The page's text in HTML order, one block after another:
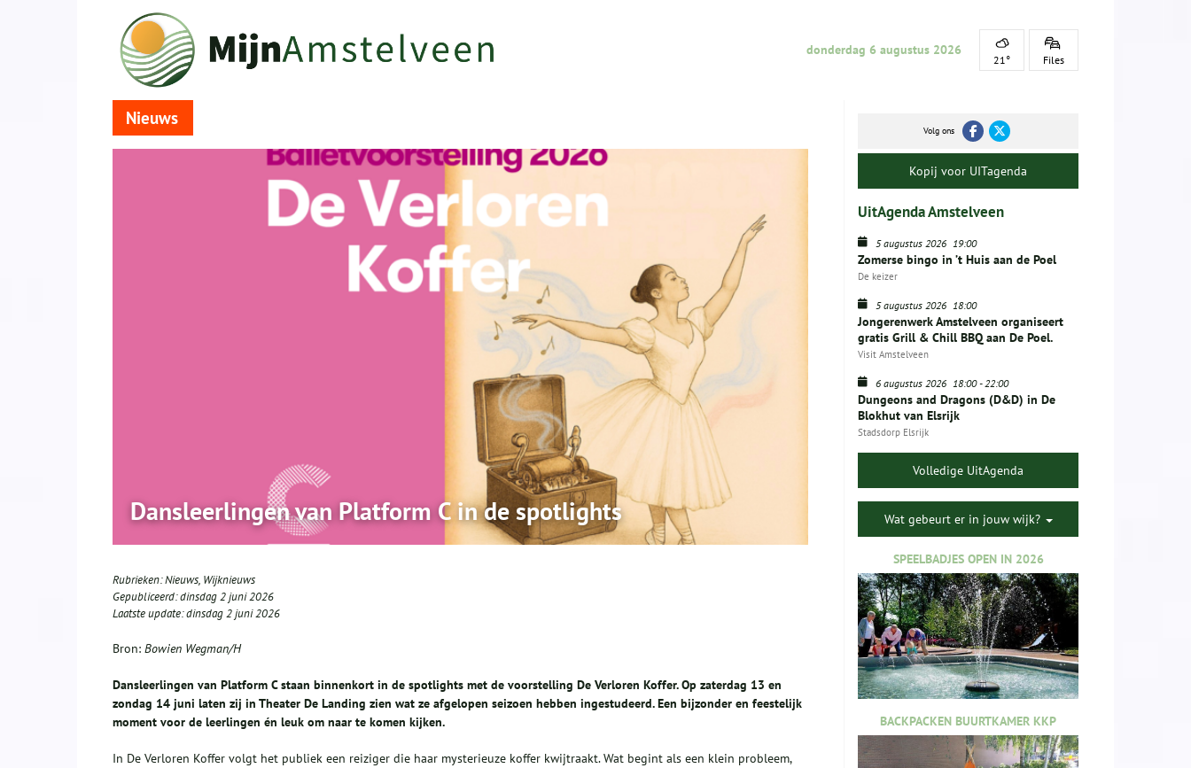
donderdag 6 augustus 2026
21° Files
Nieuws
Dansleerlingen van Platform C in de spotlights
Rubrieken:Nieuws, Wijknieuws
Gepubliceerd:dinsdag 2 juni 2026
Laatste update:dinsdag 2 juni 2026
Bron: Bowien Wegman/H
Dansleerlingen van Platform C staan binnenkort in de spotlights met de voorstelling De Verloren Koffer. Op zaterdag 13 en
zondag 14 juni laten zij in Theater De Landing zien wat ze afgelopen seizoen hebben ingestudeerd. Een bijzonder en feestelijk
moment voor de leerlingen én leuk om naar te komen kijken.
In De Verloren Koffer volgt het publiek een reiziger die haar mysterieuze koffer kwijtraakt. Wat begint als een klein probleem,
Volg ons
Kopij voor UITagenda
UitAgenda Amstelveen
5 augustus 2026 19:00
Zomerse bingo in ’t Huis aan de Poel
De keizer
5 augustus 2026 18:00
Jongerenwerk Amstelveen organiseert
gratis Grill & Chill BBQ aan De Poel.
Visit Amstelveen
6 augustus 2026 18:00-22:00
Dungeons and Dragons (D&D) in De
Blokhut van Elsrijk
Stadsdorp Elsrijk
Volledige UitAgenda
Wat gebeurt er in jouw wijk?
SPEELBADJES OPEN IN 2026
BACKPACKEN BUURTKAMER KKP